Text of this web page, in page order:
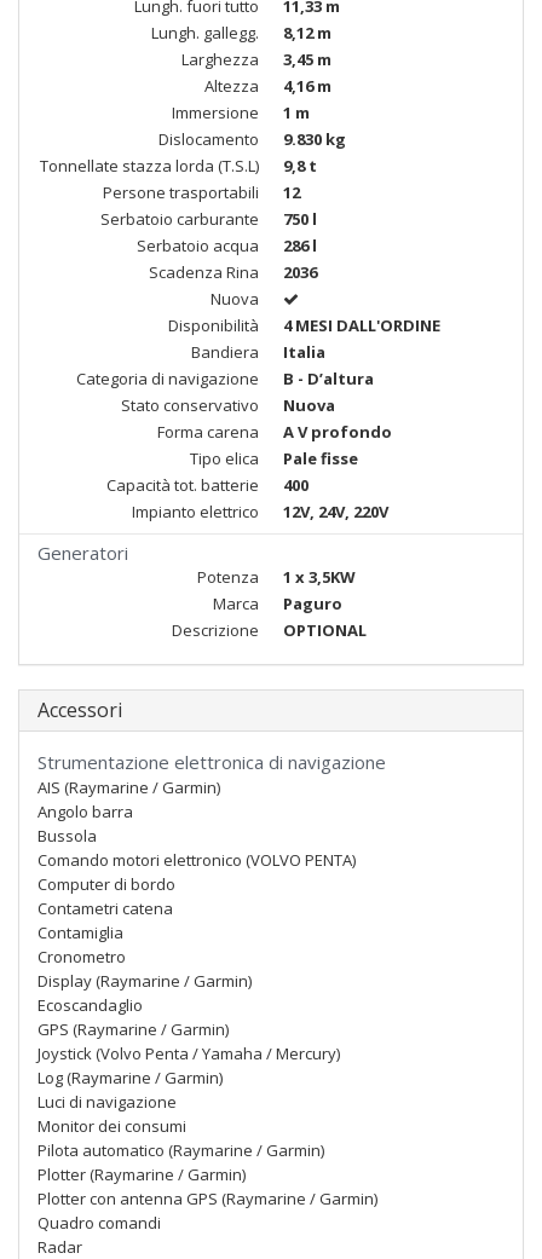
Lungh. fuori tutto
11,33 m
Lungh. gallegg.
8,12 m
Larghezza
3,45 m
Altezza
4,16 m
Immersione
1 m
Dislocamento
9.830 kg
Tonnellate stazza lorda (T.S.L)
9,8 t
Persone trasportabili
12
Serbatoio carburante
750 l
Serbatoio acqua
286 l
Scadenza Rina
2036
Nuova
Disponibilità
4 MESI DALL'ORDINE
Bandiera
Italia
Categoria di navigazione
B - D’altura
Stato conservativo
Nuova
Forma carena
A V profondo
Tipo elica
Pale fisse
Capacità tot. batterie
400
Impianto elettrico
12V, 24V, 220V
Generatori
Potenza
1 x 3,5KW
Marca
Paguro
Descrizione
OPTIONAL
Accessori
Strumentazione elettronica di navigazione
AIS (Raymarine / Garmin)
Angolo barra
Bussola
Comando motori elettronico (VOLVO PENTA)
Computer di bordo
Contametri catena
Contamiglia
Cronometro
Display (Raymarine / Garmin)
Ecoscandaglio
GPS (Raymarine / Garmin)
Joystick (Volvo Penta / Yamaha / Mercury)
Log (Raymarine / Garmin)
Luci di navigazione
Monitor dei consumi
Pilota automatico (Raymarine / Garmin)
Plotter (Raymarine / Garmin)
Plotter con antenna GPS (Raymarine / Garmin)
Quadro comandi
Radar